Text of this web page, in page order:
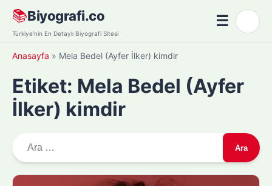
Skip
content
📚Biyografi.co
Türkiye'nin En Detaylı Biyografi Sitesi
☰Menü
Anasayfa » Mela Bedel (Ayfer İlker) kimdir
Etiket: Mela Bedel (Ayfer
İlker) kimdir
r